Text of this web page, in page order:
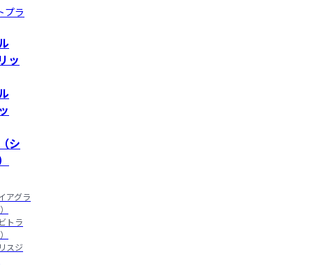
プラ
ッ
シ
アグラ
トラ
スジ